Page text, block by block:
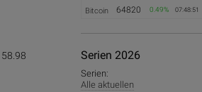
58.98
Bitcoin 64820 0.49% 07:48:51
Serien 2026
Serien:
Alle aktuellen